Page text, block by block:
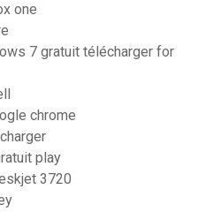
one
7 gratuit télécharger for
chrome
play
3720